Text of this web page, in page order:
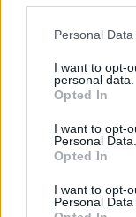
Please note that
not limited to your
grant or deny
use your data for
consent section.
Personal
I want to opt-
personal data.
Opted In
I want to opt-
Personal Data.
Opted In
I want to opt-
Personal Data
És